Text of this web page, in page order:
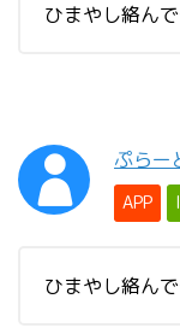
ひまやし絡んで
ぷらー
APP
ひまやし絡んで